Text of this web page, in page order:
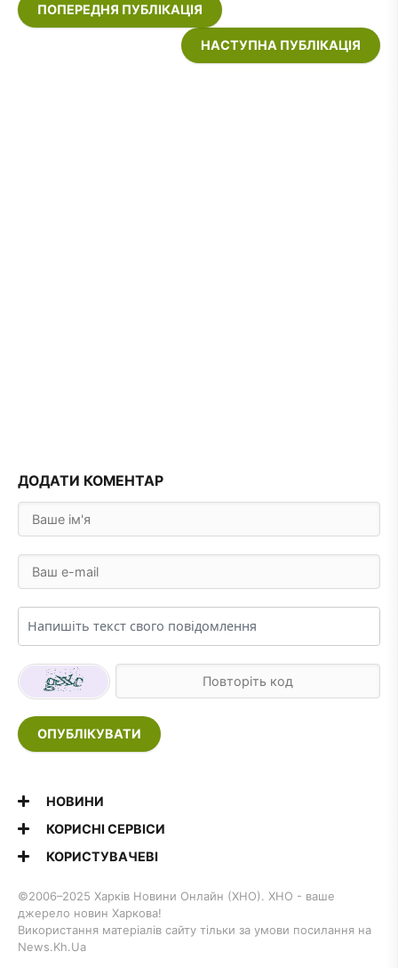
ПОПЕРЕДНЯ ПУБЛІКАЦІЯ
НАСТУПНА ПУБЛІКАЦІЯ
ДОДАТИ КОМЕНТАР
ОПУБЛІКУВАТИ
НОВИНИ
КОРИСНІ СЕРВІСИ
КОРИСТУВАЧЕВІ
©2006–2025 Харків Новини Онлайн (ХНО). ХНО - ваше
джерело новин Харкова!
Використання матеріалів сайту тільки за умови посилання на
News.Kh.Ua